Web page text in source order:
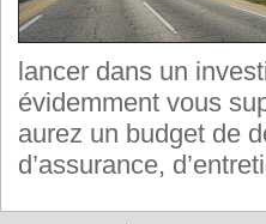
lancer dans un
évidemment vous
aurez un budget de
d’assurance,